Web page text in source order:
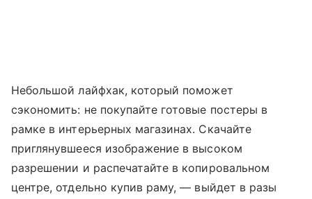
Небольшой лайфхак, который поможет
сэкономить: не покупайте готовые постеры в
рамке в интерьерных магазинах. Скачайте
приглянувшееся изображение в высоком
разрешении и распечатайте в копировальном
центре, отдельно купив раму, — выйдет в разы